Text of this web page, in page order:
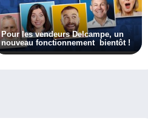
Pour les vendeurs Delcampe, un
nouveau fonctionnement bientôt !